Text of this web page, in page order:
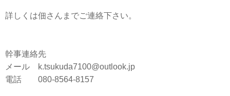
詳しくは佃さんまでご連絡下さい。
幹事連絡先
メール k.tsukuda7100@outlook.jp
電話 080-8564-8157